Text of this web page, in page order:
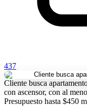
437
Cliente busca
con ascensor, con al
Presupuesto hasta $450